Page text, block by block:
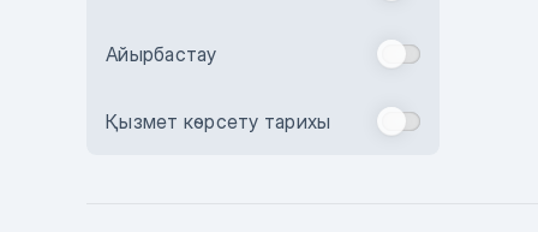
Бежевый
Комбинированный
Айырбастау
Қызмет көрсету тарихы